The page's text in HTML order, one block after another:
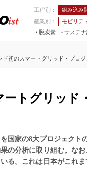
工程別： 組み込み
産業別：
モビリテ
脱炭素
サステ
つながる工場AI×設備保全
ド初のスマートグリッド・プロジ
トグリッド
国家の8大プロジェクト
の分析に取り組む。な
る。これは日本がこれま